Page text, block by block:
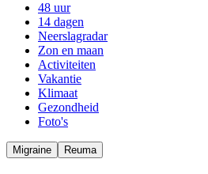
48 uur
14 dagen
Neerslagradar
Zon en maan
Activiteiten
Vakantie
Klimaat
Gezondheid
Foto's
Migraine Reuma